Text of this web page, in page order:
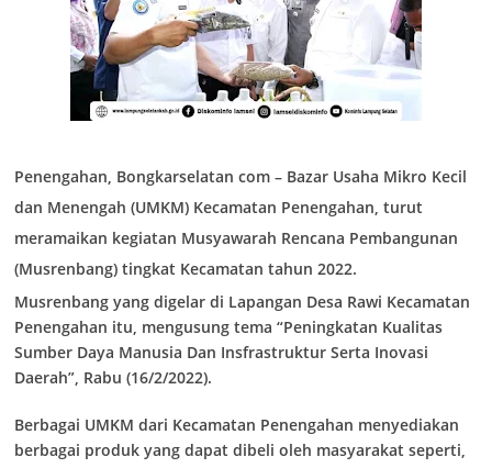
Penengahan, Bongkarselatan com – Bazar Usaha Mikro Kecil
dan Menengah (UMKM) Kecamatan Penengahan, turut
meramaikan kegiatan Musyawarah Rencana Pembangunan
(Musrenbang) tingkat Kecamatan tahun 2022.
Musrenbang yang digelar di Lapangan Desa Rawi Kecamatan
Penengahan itu, mengusung tema “Peningkatan Kualitas
Sumber Daya Manusia Dan Insfrastruktur Serta Inovasi
Daerah”, Rabu (16/2/2022).
Berbagai UMKM dari Kecamatan Penengahan menyediakan
berbagai produk yang dapat dibeli oleh masyarakat seperti,